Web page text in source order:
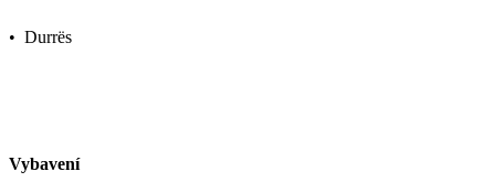
• Durrës
Vybavení